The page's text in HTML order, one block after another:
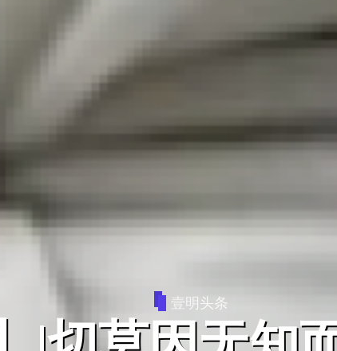
公教新闻
我聆听的是亚
真理电台中